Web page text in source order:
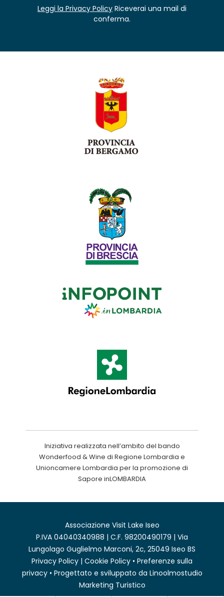
Leggi la Privacy Policy Riceverai una mail di
conferma.
Iniziativa realizzata nell’ambito del bando
Wonderfood & Wine di Regione Lombardia e
Unioncamere Lombardia per la promozione di
Sapore inLOMBARDIA
Associazione Visit Lake Iseo
P.IVA 04040340988 | C.F. 98200490179 | Via
Lungolago Guglielmo Marconi, 2c, 25049 Iseo BS
Privacy Policy | Cookie Policy • Preferenze sulla
privacy• Progettato e sviluppato da Linoolmostudio
Marketing Turistico